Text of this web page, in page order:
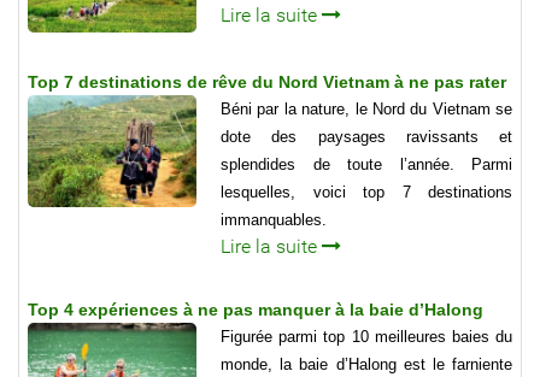
Lire la suite
Top 7 destinations de rêve du Nord Vietnam à ne pas rater
Béni par la nature, le Nord du Vietnam se
dote des paysages ravissants et
splendides de toute l’année. Parmi
lesquelles, voici top 7 destinations
immanquables.
Lire la suite
Top 4 expériences à ne pas manquer à la baie d’Halong
Figurée parmi top 10 meilleures baies du
monde, la baie d’Halong est le farniente